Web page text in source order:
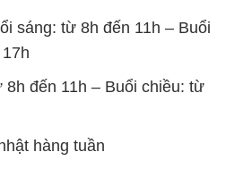
sáng: từ 8h đến 11h – Buổi
đến 11h – Buổi chiều: từ
hàng tuần